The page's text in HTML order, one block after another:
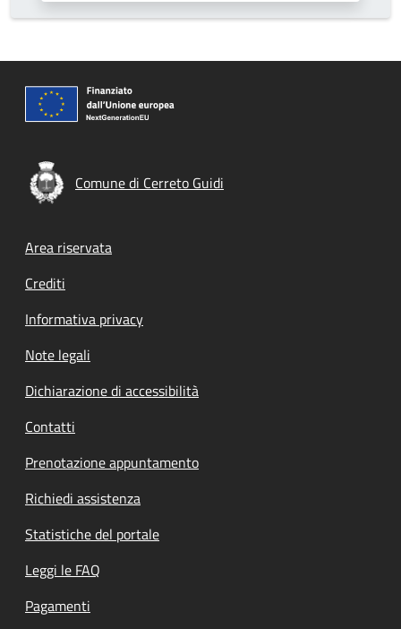
Comune di Cerreto Guidi
Footer menu
Area riservata
Crediti
Informativa privacy
Note legali
Dichiarazione di accessibilità
Contatti
Prenotazione appuntamento
Richiedi assistenza
Statistiche del portale
Leggi le FAQ
Pagamenti